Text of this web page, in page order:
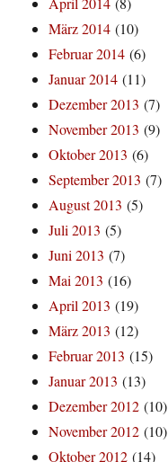
März 2014 (10)
Februar 2014 (6)
Januar 2014 (11)
Dezember 2013 (7)
November 2013 (9)
Oktober 2013 (6)
September 2013 (7)
August 2013 (5)
Juli 2013 (5)
Juni 2013 (7)
Mai 2013 (16)
April 2013 (19)
März 2013 (12)
Februar 2013 (15)
Januar 2013 (13)
Dezember 2012 (10)
November 2012 (10)
Oktober 2012 (14)